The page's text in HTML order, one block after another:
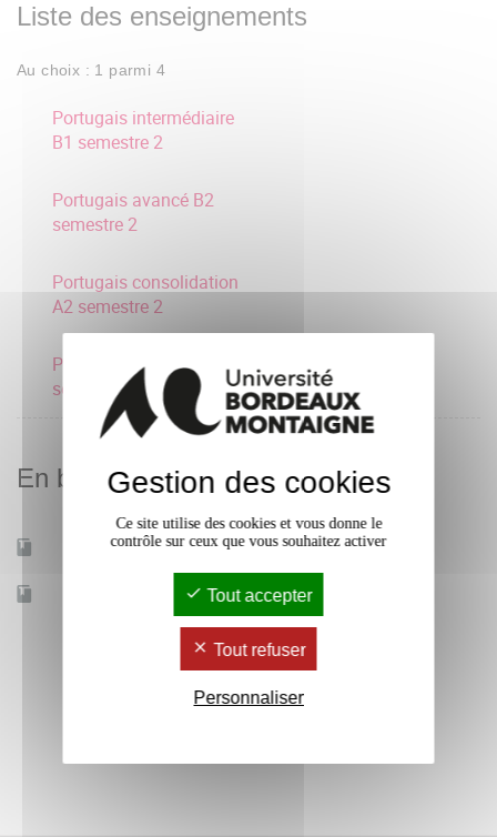
Liste des enseignements
Au choix : 1 parmi 4
Portugais intermédiaire
B1 semestre 2
Portugais avancé B2
semestre 2
Portugais consolidation
A2 semestre 2
Portugais débutant A1
semestre 2
En bref
Mobilité d'études Oui
Accessible à distance Non
Gestion des cookies
Ce site utilise des cookies et vous donne le
contrôle sur ceux que vous souhaitez activer
Tout accepter
Tout refuser
Personnaliser